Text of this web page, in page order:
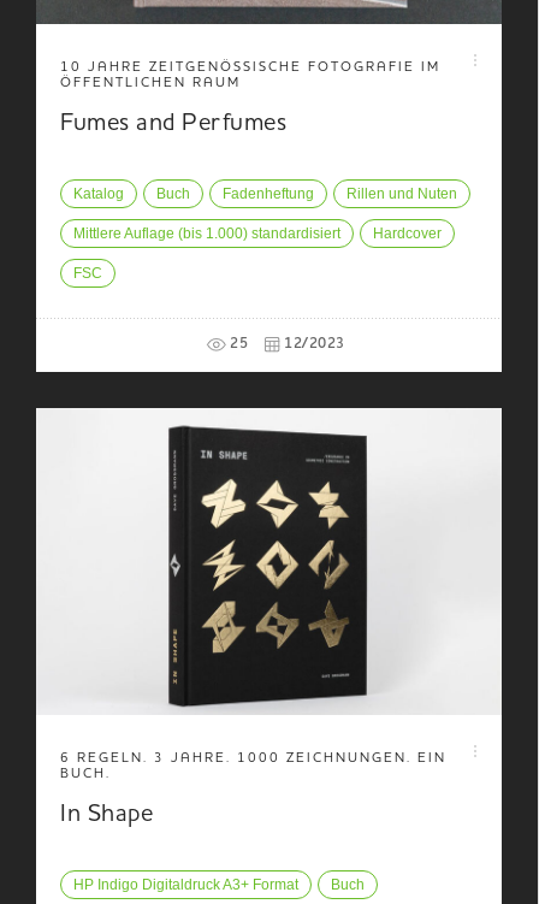
10 JAHRE ZEITGENÖSSISCHE FOTOGRAFIE IM
ÖFFENTLICHEN RAUM
Fumes and Perfumes
Katalog Buch Fadenheftung Rillen und Nuten
Mittlere Auflage (bis 1.000) standardisiert Hardcover
FSC
25 12/2023
6 REGELN. 3 JAHRE. 1000 ZEICHNUNGEN. EIN
BUCH.
In Shape
HP Indigo Digitaldruck A3+ Format Buch